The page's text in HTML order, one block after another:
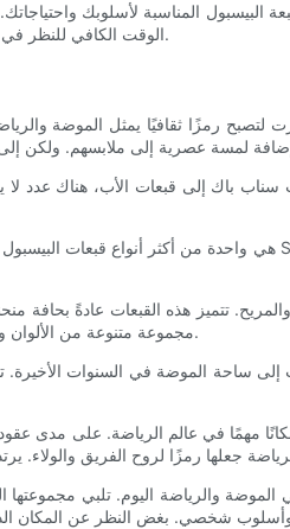
البيسبول المناسبة لأسلوبك
الوقت الكافي للنظر في هذه العوامل، يمكنك العثور على قبعة البيسبول المثالية التي تعكس أسلوبك الشخصي وتلبي احتياجاتك الخاصة.
رمزًا ثقافيًا يمثل الموضة
باك إلى قبعات الأب، هناك عدد لا
تتميز هذه القبعات عادةً بحافة
مجموعة متنوعة من الألوان والتصميمات، مما يجعلها خيارًا متعدد الاستخدامات لأولئك الذين يتطلعون إلى إضافة لمسة شخصية إلى ملابسهم.
ساحة الموضة في السنوات الأخيرة.
مهمًا في عالم الرياضة. على مدى
الموضة والرياضة اليوم. تلبي